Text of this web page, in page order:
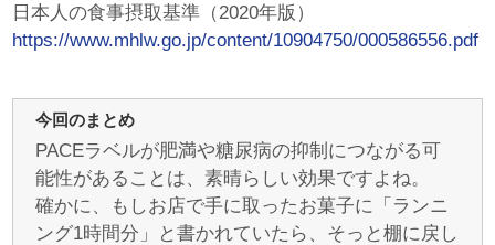
日本人の食事摂取基準（2020年版）
https://www.mhlw.go.jp/content/10904750/000586556.pdf
今回のまとめ
PACEラベルが肥満や糖尿病の抑制につながる可
能性があることは、素晴らしい効果ですよね。
確かに、もしお店で手に取ったお菓子に「ランニ
ング1時間分」と書かれていたら、そっと棚に戻し